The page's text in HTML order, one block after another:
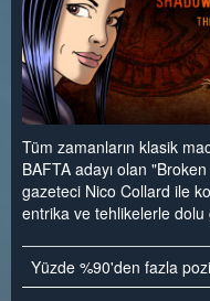
Tüm zamanların klasik
BAFTA adayı olan
gazeteci Nico Collard ile
entrika ve tehlikelerle dolu
Yüzde %90'den fazla